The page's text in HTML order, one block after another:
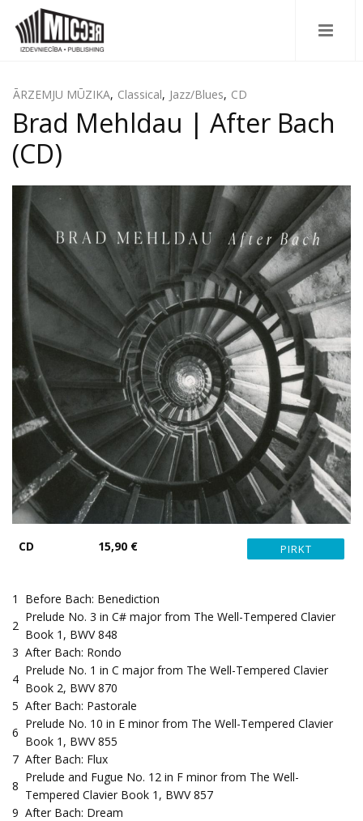
ĀRZEMJU MŪZIKA, Classical, Jazz/Blues, CD
Brad Mehldau | After Bach
(CD)
CD 15,90 €
1
Before Bach: Benediction
2
Prelude No. 3 in C# major from The Well-Tempered Clavier
Book 1, BWV 848
3 After Bach: Rondo
4
Prelude No. 1 in C major from The Well-Tempered Clavier
Book 2, BWV 870
5 After Bach: Pastorale
6
Prelude No. 10 in E minor from The Well-Tempered Clavier
Book 1, BWV 855
7 After Bach: Flux
8
Prelude and Fugue No. 12 in F minor from The Well-
Tempered Clavier Book 1, BWV 857
9 After Bach: Dream